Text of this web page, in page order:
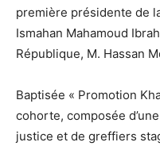
première présidente de
Ismahan Mahamoud
République, M. Hassan
Baptisée « Promotion
cohorte, composée
justice et de greffiers